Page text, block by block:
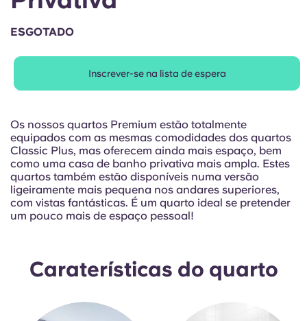
Deutsch
Italian
French
Portuguese
ESGOTADO
Inscrever-se na lista de espera
Os nossos quartos Premium estão totalmente
equipados com as mesmas comodidades dos quartos
Classic Plus, mas oferecem ainda mais espaço, bem
como uma casa de banho privativa mais ampla. Estes
quartos também estão disponíveis numa versão
ligeiramente mais pequena nos andares superiores,
com vistas fantásticas. É um quarto ideal se pretender
um pouco mais de espaço pessoal!
Caraterísticas do quarto